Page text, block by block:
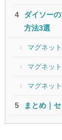
ダイソー
方法3選
マグネッ
マグネッ
マグネッ
まとめ｜